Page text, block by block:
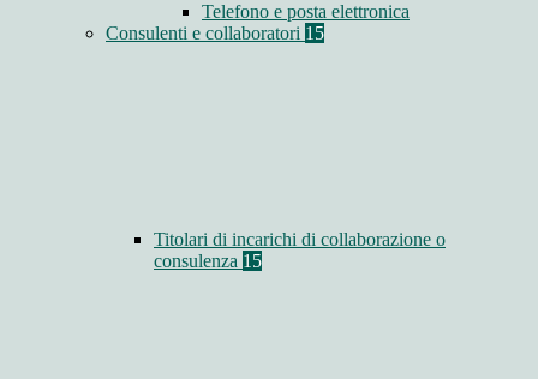
Telefono e posta elettronica
Consulenti e collaboratori 15
Titolari di incarichi di collaborazione o
consulenza 15